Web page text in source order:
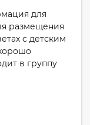
для
размещения
с детским
в группу